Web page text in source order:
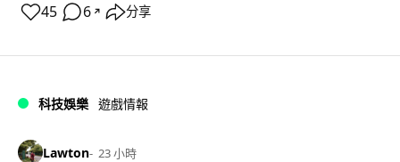
45 6 ↗ 分享
科技娛樂 遊戲情報
Lawton 23 小時